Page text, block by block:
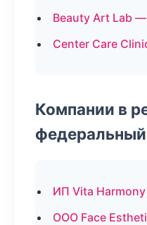
Beauty Art Lab
Center Care
Компании в
федеральный
ИП Vita
ООО Face